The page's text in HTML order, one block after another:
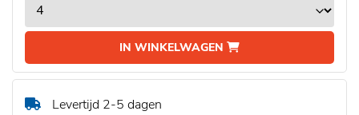
IN WINKELWAGEN
Levertijd 2-5 dagen